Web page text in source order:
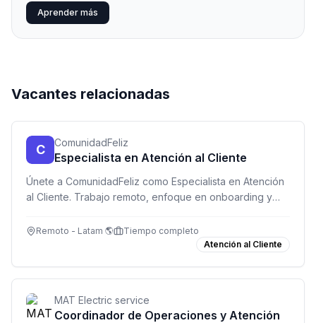
Aprender más
Vacantes relacionadas
C ComunidadFeliz
Especialista en Atención al Cliente
Únete a ComunidadFeliz como Especialista en Atención
al Cliente. Trabajo remoto, enfoque en onboarding y
Remoto - Latam 🌎
Tiempo completo
Atención al Cliente
MAT Electric service
Coordinador de Operaciones y Atención